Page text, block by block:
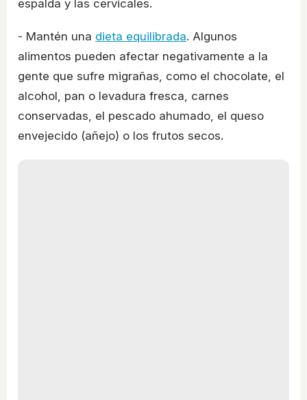
espalda y las cervicales.
- Mantén una dieta equilibrada. Algunos
alimentos pueden afectar negativamente a la
gente que sufre migrañas, como el chocolate, el
alcohol, pan o levadura fresca, carnes
conservadas, el pescado ahumado, el queso
envejecido (añejo) o los frutos secos.